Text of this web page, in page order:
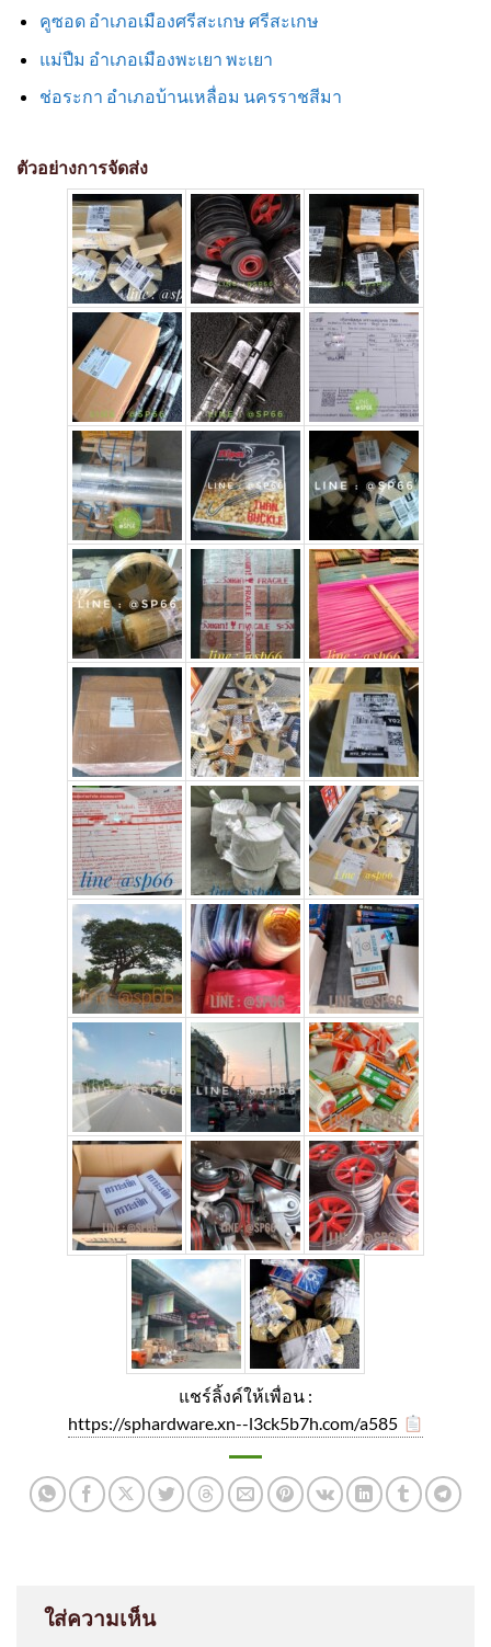
คูซอด อำเภอเมืองศรีสะเกษ ศรีสะเกษ
แม่ปืม อำเภอเมืองพะเยา พะเยา
ช่อระกา อำเภอบ้านเหลื่อม นครราชสีมา
ตัวอย่างการจัดส่ง
แชร์ลิ้งค์ให้เพื่อน :
https://sphardware.xn--l3ck5b7h.com/a585
ใส่ความเห็น